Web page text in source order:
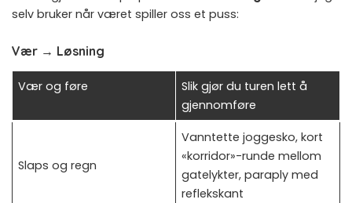
selv bruker når været spiller oss et puss:
Vær → Løsning
Vær og føre
Slik gjør du turen lett å
gjennomføre
Slaps og regn
Vanntette joggesko, kort
«korridor»-runde mellom
gatelykter, paraply med
reflekskant